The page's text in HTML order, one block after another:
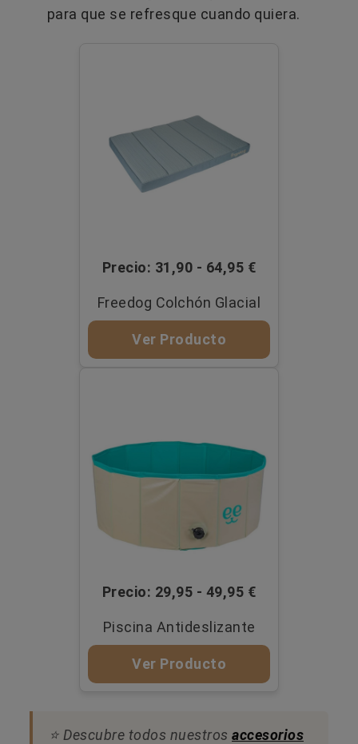
para que se refresque cuando quiera.
Precio: 31,90 - 64,95 €
Freedog Colchón Glacial
Ver Producto
Precio: 29,95 - 49,95 €
Piscina Antideslizante
Ver Producto
⭐ Descubre todos nuestros accesorios